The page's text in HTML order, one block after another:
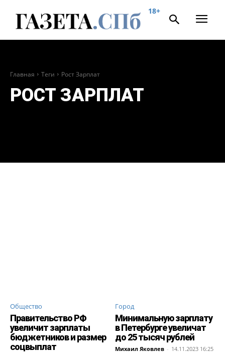
18+
Главная Теги Рост Зарплат
РОСТ ЗАРПЛАТ
Общество
Правительство РФ
увеличит зарплаты
бюджетников и размер
соцвыплат
Город
Минимальную зарплату
в Петербурге увеличат
до 25 тысяч рублей
Михаил Яковлев - 14.11.2023 16:25